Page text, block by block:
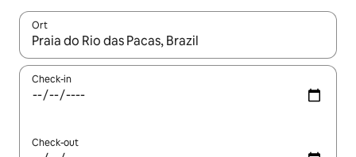
Ort
Wenn Ergebnisse verfügbar sind, navigiere mit den
Check-in
Check-out